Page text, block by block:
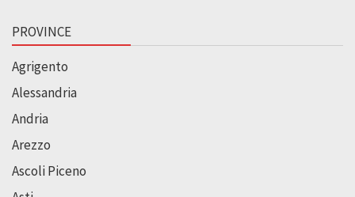
PROVINCE
Agrigento
Alessandria
Andria
Arezzo
Ascoli Piceno